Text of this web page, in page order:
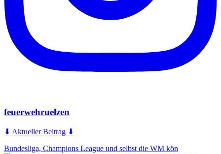
feuerwehruelzen
⬇ Aktueller Beitrag ⬇
Bundesliga, Champions League und selbst die WM kön